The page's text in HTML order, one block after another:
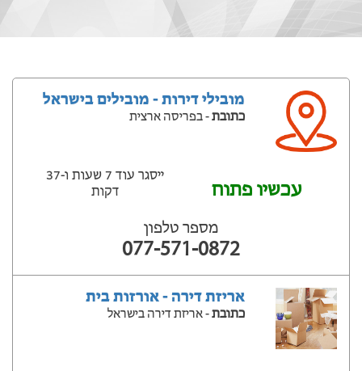
מובילי דירות - מובילים בישראל
כתובת- בפריסה ארצית
עכשיו פתוח
ייסגר עוד 7 שעות ‫ו-37
דקות
מספר טלפון
077-571-0872
אריזת דירה - אורזות בית
כתובת- אריזת דירה בישראל